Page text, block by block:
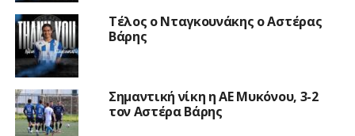
Τέλος ο Νταγκουνάκης ο Αστέρας
Βάρης
Σημαντική νίκη η ΑΕ Μυκόνου, 3-2
τον Αστέρα Βάρης